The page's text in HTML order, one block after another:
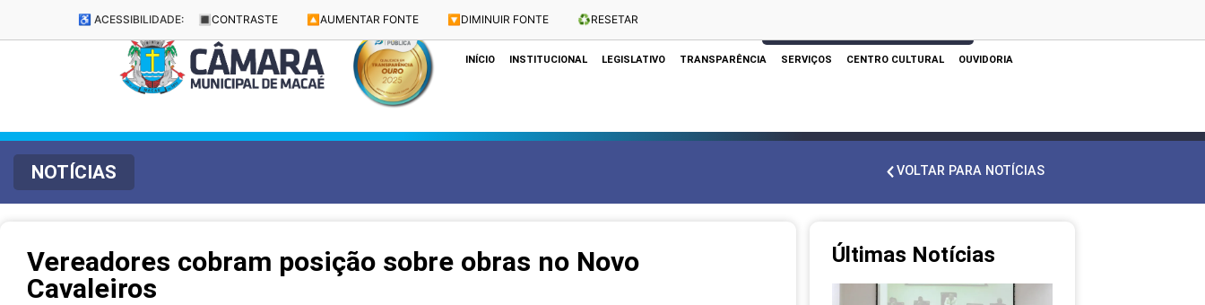
♿ ACESSIBILIDADE: 🔳 CONTRASTE 🔼 AUMENTAR FONTE 🔽 DIMINUIR FONTE ♻️RESETAR
Dias e Horários das Sessões: Terças e Quartas às 10h
INÍCIO INSTITUCIONAL LEGISLATIVO TRANSPARÊNCIA SERVIÇOS CENTRO CULTURAL OUVIDORIA
NOTÍCIAS VOLTAR PARA NOTÍCIAS
Vereadores cobram posição sobre obras no Novo
Cavaleiros
Últimas Notícias